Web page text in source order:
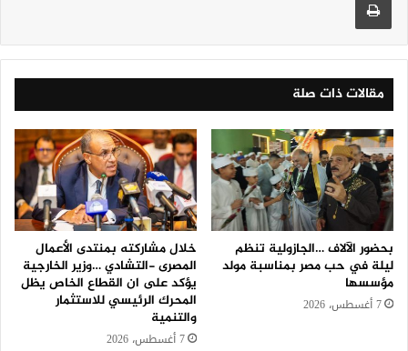
مقالات ذات صلة
بحضور الآلاف …الجازولية تنظم
ليلة في حب مصر بمناسبة مولد
مؤسسها
7 أغسطس، 2026
خلال مشاركته بمنتدى الأعمال
المصرى -التشادي …وزير الخارجية
يؤكد على ان القطاع الخاص يظل
المحرك الرئيسي للاستثمار
والتنمية
7 أغسطس، 2026